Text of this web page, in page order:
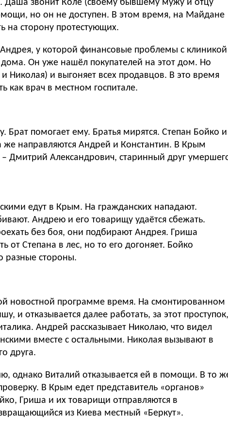
Даша звонит Коле (своему бывшему мужу и отцу
но он не доступен. В этом время, на Майдане
на сторону протестующих.
у которой финансовые проблемы с клиникой
Он уже нашёл покупателей на этот дом. Но
и выгоняет всех продавцов. В это время
как врач в местном госпитале.
Брат помогает ему. Братья мирятся. Степан Бойко и
направляются Андрей и Константин. В Крым
Дмитрий Александрович, старинный друг
едут в Крым. На гражданских нападают.
Андрею и его товарищу удаётся сбежать.
без боя, они подбирают Андрея. Гриша
от Степана в лес, но то его догоняет. Бойко
разные стороны.
новостной программе время. На смонтированном
и отказывается далее работать, за этот проступок,
вместе с остальными. Николая вызывают в
друга.
однако Виталий отказывается ей в помощи. В то
В Крым едет представитель «органов»
Гриша и их товарищи отправляются в
из Киева местный «Беркут».